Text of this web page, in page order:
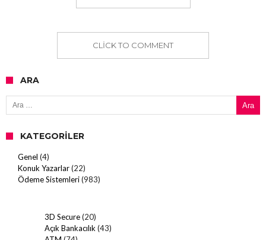
CLICK TO COMMENT
ARA
Arama:
KATEGORILER
Genel (4)
Konuk Yazarlar(22)
Ödeme Sistemleri(983)
3D Secure(20)
Açık Bankacılık (43)